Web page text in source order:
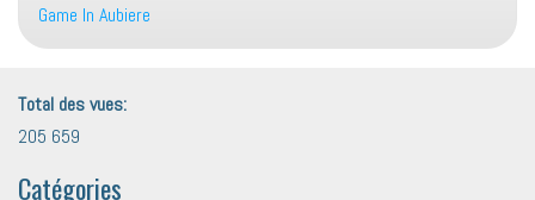
Game In Aubiere
Total des vues:
205 659
Catégories